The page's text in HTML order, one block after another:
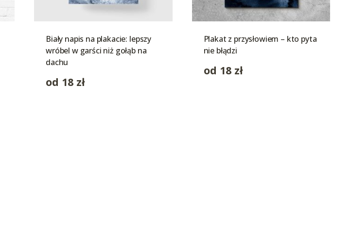
Biały napis na plakacie: lepszy
wróbel w garści niż gołąb na
dachu
od 18 zł
Plakat z przysłowiem – kto pyta
nie błądzi
od 18 zł